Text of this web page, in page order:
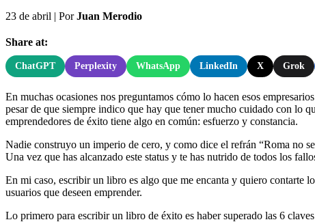
23 de abril | PorJuan Merodio
Share at:
ChatGPT Perplexity WhatsApp LinkedIn X Grok
En muchas ocasiones nos preguntamos cómo lo hacen esos
pesar de que siempre indico que hay que tener mucho cuidado con lo
emprendedores de éxito tiene algo en común: esfuerzo y constancia.
Nadie construyo un imperio de cero, y como dice el refrán “Roma no
Una vez que has alcanzado este status y te has nutrido de todos los
En mi caso, escribir un libro es algo que me encanta y quiero contarte
usuarios que deseen emprender.
Lo primero para escribir un libro de éxito es haber superado las 6